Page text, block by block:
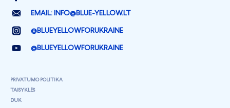
EMAIL: INFO@BLUE-YELLOW.LT
@BLUEYELLOWFORUKRAINE
@BLUEYELLOWFORUKRAINE
PRIVATUMO POLITIKA
TAISYKLĖS
DUK